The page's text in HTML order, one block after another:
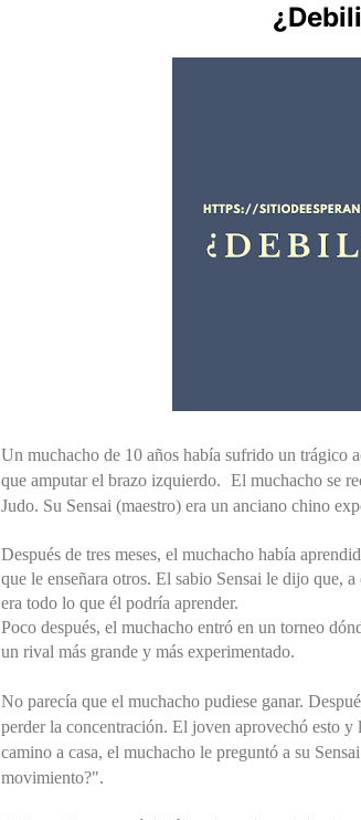
Un muchacho de 10 años había sufrido un trágico
que amputar el brazo izquierdo. El muchacho se
Judo. Su Sensai (maestro) era un anciano chino
Después de tres meses, el muchacho había
que le enseñara otros. El sabio Sensai le dijo que,
era todo lo que él podría aprender.
Poco después, el muchacho entró en un torneo
un rival más grande y más experimentado.
No parecía que el muchacho pudiese ganar.
perder la concentración. El joven aprovechó esto
camino a casa, el muchacho le preguntó a su
movimiento?".